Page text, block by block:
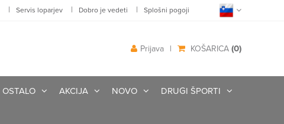
| Servis loparjev | Dobro je vedeti | Splošni pogoji
KOŠARICA (0)
|
Prijava
OSTALO AKCIJA NOVO DRUGI ŠPORTI